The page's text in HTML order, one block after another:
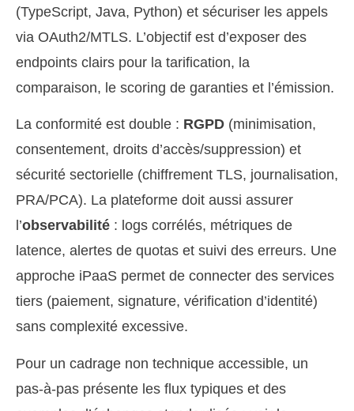
(TypeScript, Java, Python) et sécuriser les appels
via OAuth2/MTLS. L’objectif est d’exposer des
endpoints clairs pour la tarification, la
comparaison, le scoring de garanties et l’émission.
La conformité est double : RGPD (minimisation,
consentement, droits d’accès/suppression) et
sécurité sectorielle (chiffrement TLS, journalisation,
PRA/PCA). La plateforme doit aussi assurer
l’observabilité : logs corrélés, métriques de
latence, alertes de quotas et suivi des erreurs. Une
approche iPaaS permet de connecter des services
tiers (paiement, signature, vérification d’identité)
sans complexité excessive.
Pour un cadrage non technique accessible, un
pas-à-pas présente les flux typiques et des